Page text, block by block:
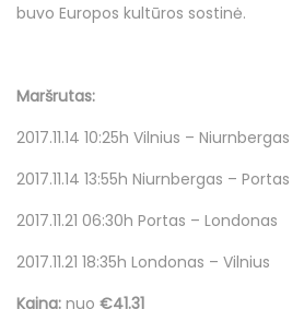
n
u
j
n
buvo Europos kultūros sostinė.
Maršrutas:
2017.11.14 10:25h Vilnius – Niurnbergas
2017.11.14 13:55h Niurnbergas – Portas
2017.11.21 06:30h Portas – Londonas
2017.11.21 18:35h Londonas – Vilnius
Kaina: nuo €41.31